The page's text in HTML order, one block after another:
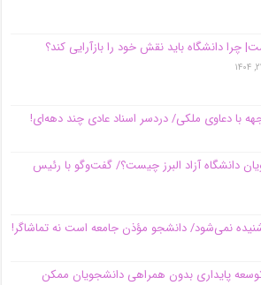
چرا دانشگاه باید نقش خود را بازآرایی کند؟
با دعاوی ملکی/ دردسر اسناد عادی چند‌ دهه‌ای!
دانشگاه آزاد البرز چیست؟/ گفت‌وگو با رئیس
نمی‌شود/ دانشجو مؤذن جامعه است نه تماشاگر!
پایداری بدون همراهی دانشجویان ممکن